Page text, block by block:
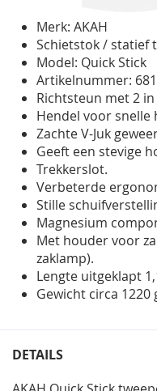
gallerijMerk: AKAH
Schietstok / statief
Model: Quick Stick
Artikelnummer:
Richtsteun met 2
Hendel voor snelle
Zachte V-Juk
Geeft een stevige
Trekkerslot.
Verbeterde
Stille
Magnesium
Met houder voor
zaklamp).
Lengte uitgeklapt
Gewicht circa 1220
DETAILS